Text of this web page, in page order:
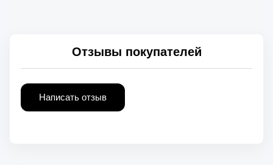
Отзывы покупателей
Написать отзыв